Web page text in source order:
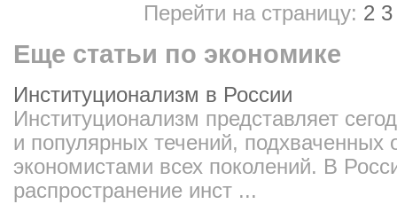
Перейти на страницу: 2 3
Еще статьи по экономике
Институционализм в России
Институционализм представляет
и популярных течений, подхваченных
экономистами всех поколений. В
распространение инст ...